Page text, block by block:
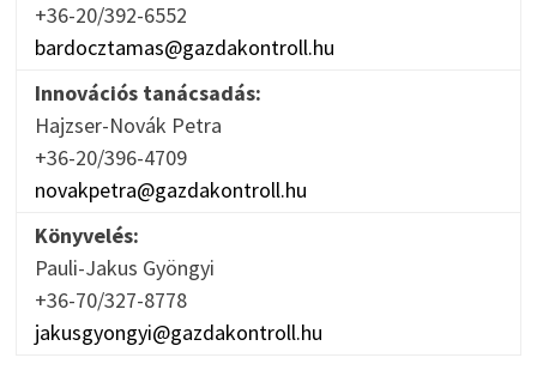
+36-20/392-6552
bardocztamas@gazdakontroll.hu
Innovációs tanácsadás:
Hajzser-Novák Petra
+36-20/396-4709
novakpetra@gazdakontroll.hu
Könyvelés:
Pauli-Jakus Gyöngyi
+36-70/327-8778
jakusgyongyi@gazdakontroll.hu